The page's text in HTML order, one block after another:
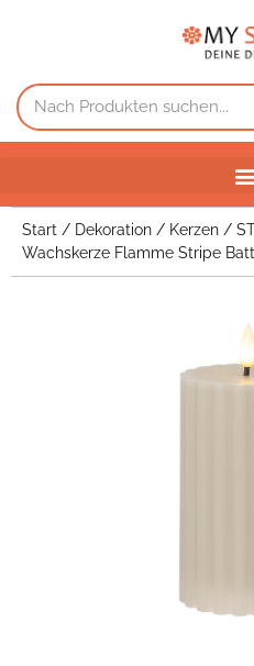
Start / Dekoration / Kerzen /
Wachskerze Flamme Stripe